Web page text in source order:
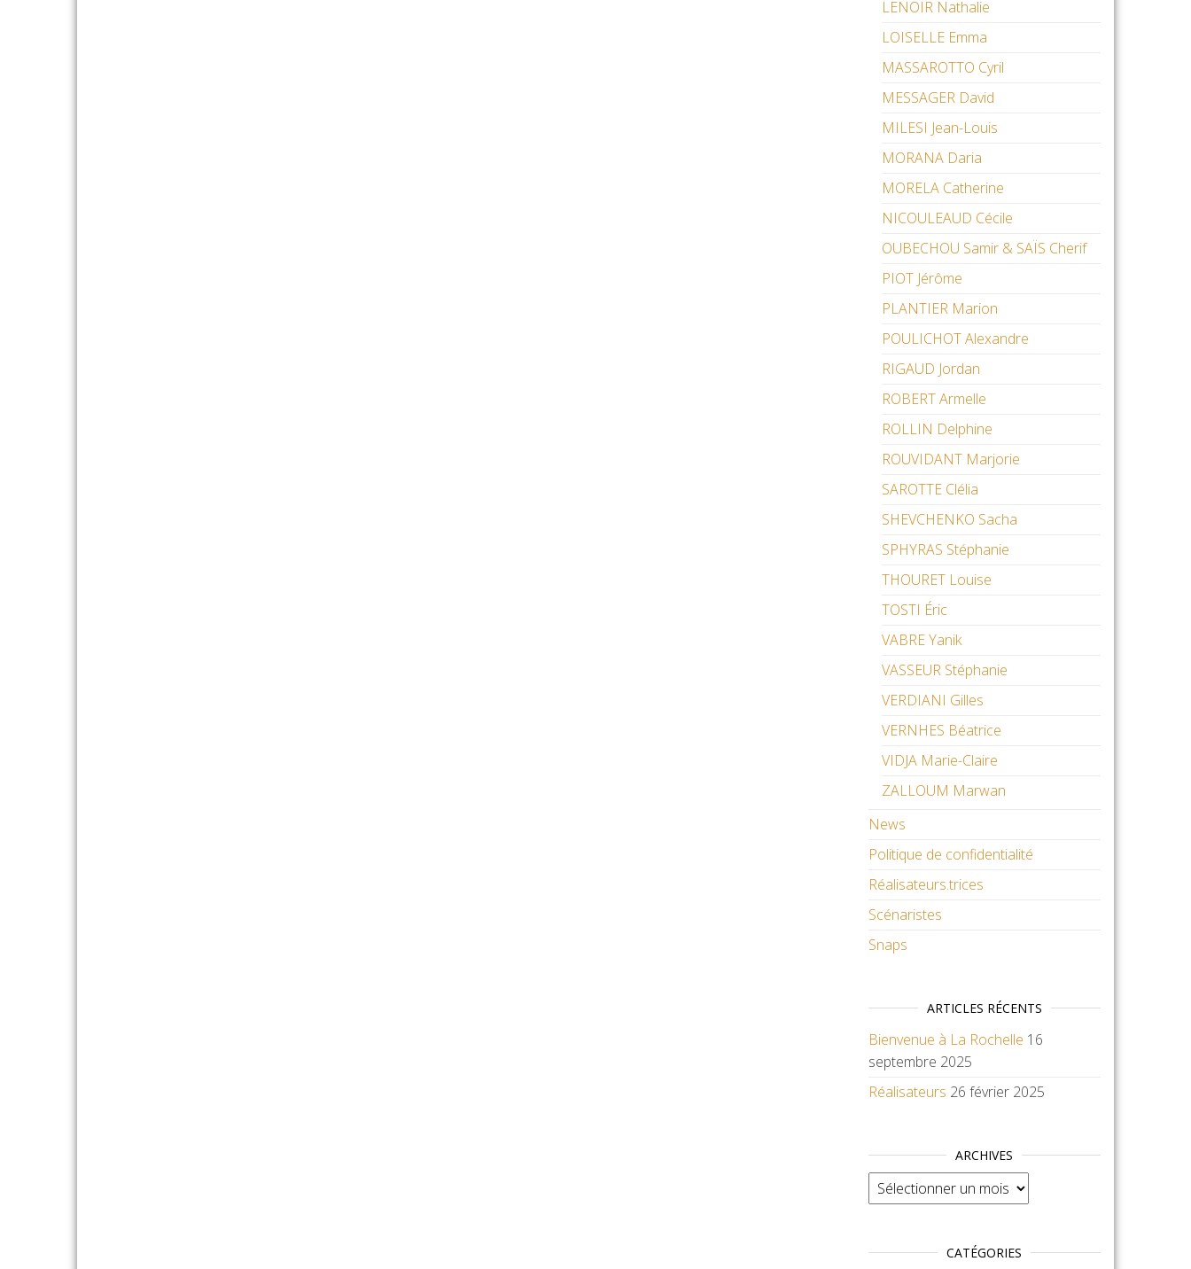
LENOIR Nathalie
LOISELLE Emma
MASSAROTTO Cyril
MESSAGER David
MILESI Jean-Louis
MORANA Daria
MORELA Catherine
NICOULEAUD Cécile
OUBECHOU Samir & SAÏS Cherif
PIOT Jérôme
PLANTIER Marion
POULICHOT Alexandre
RIGAUD Jordan
ROBERT Armelle
ROLLIN Delphine
ROUVIDANT Marjorie
SAROTTE Clélia
SHEVCHENKO Sacha
SPHYRAS Stéphanie
THOURET Louise
TOSTI Éric
VABRE Yanik
VASSEUR Stéphanie
VERDIANI Gilles
VERNHES Béatrice
VIDJA Marie-Claire
ZALLOUM Marwan
News
Politique de confidentialité
Réalisateurs.trices
Scénaristes
Snaps
ARTICLES RÉCENTS
Bienvenue à La Rochelle 16
septembre 2025
Réalisateurs 26 février 2025
ARCHIVES
Archives
CATÉGORIES